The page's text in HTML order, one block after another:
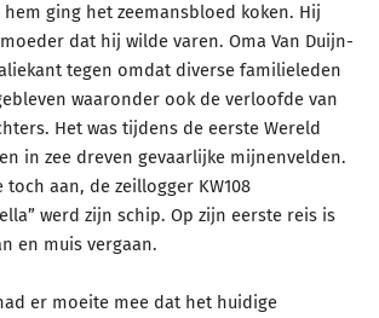
ging het zeemansbloed koken. Hij
dat hij wilde varen. Oma Van Duijn-
tegen omdat diverse familieleden
waaronder ook de verloofde van
Het was tijdens de eerste Wereld
in zee dreven gevaarlijke mijnenvelden.
aan, de zeillogger KW108
werd zijn schip. Op zijn eerste reis is
en muis vergaan.
er moeite mee dat het huidige